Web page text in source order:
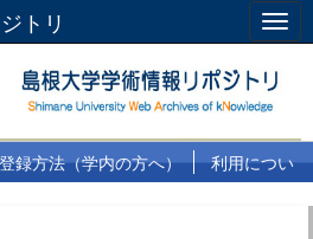
トリ
録方法（学内の方へ）
利用につい